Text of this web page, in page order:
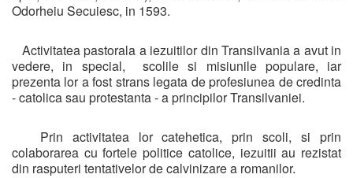
Odorheiu Secuiesc, in 1593.
Activitatea pastorala a iezuitilor din Transilvania a avut in
vedere, in special, scolile si misiunile populare, iar
prezenta lor a fost strans legata de profesiunea de credinta
- catolica sau protestanta - a principilor Transilvaniei.
Prin activitatea lor catehetica, prin scoli, si prin
colaborarea cu fortele politice catolice, iezuitii au rezistat
din rasputeri tentativelor de calvinizare a romanilor.